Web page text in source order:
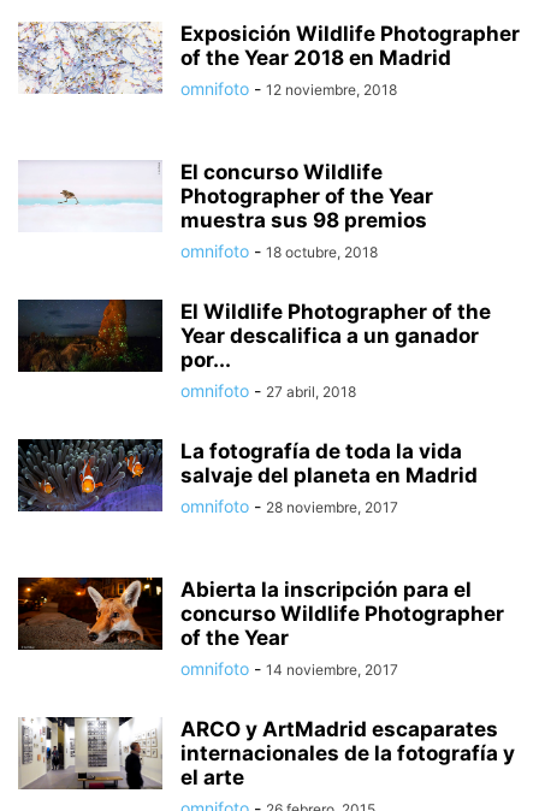
Exposición Wildlife Photographer
of the Year 2018 en Madrid
omnifoto - 12 noviembre, 2018
El concurso Wildlife
Photographer of the Year
muestra sus 98 premios
omnifoto - 18 octubre, 2018
El Wildlife Photographer of the
Year descalifica a un ganador
por...
omnifoto - 27 abril, 2018
La fotografía de toda la vida
salvaje del planeta en Madrid
omnifoto - 28 noviembre, 2017
Abierta la inscripción para el
concurso Wildlife Photographer
of the Year
omnifoto - 14 noviembre, 2017
ARCO y ArtMadrid escaparates
internacionales de la fotografía y
el arte